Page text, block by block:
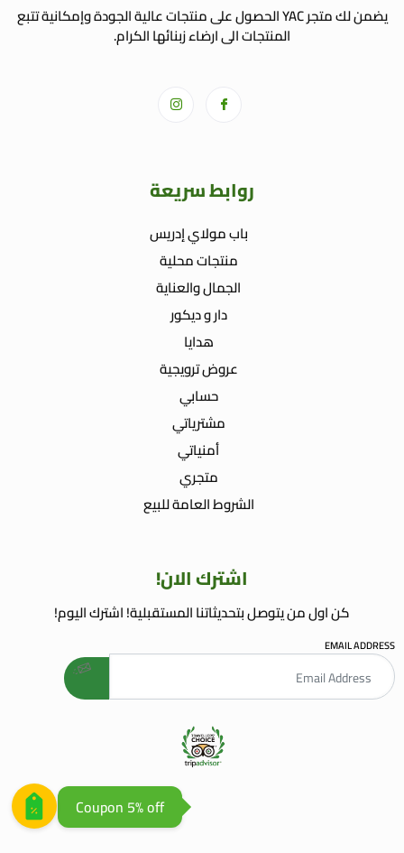
يضمن لك متجر YAC الحصول على منتجات عالية الجودة وإمكانية تتبع
المنتجات الى ارضاء زبنائها الكرام.
روابط سريعة
باب مولاي إدريس
منتجات محلية
الجمال والعناية
دار و ديكور
هدايا
عروض ترويجية
حسابي
مشترياتي
أمنياتي
متجري
الشروط العامة للبيع
اشترك الان!
كن اول من يتوصل بتحديثاتنا المستقبلية! اشترك اليوم!
EMAIL ADDRESS
welcome gift
Coupon 5% off